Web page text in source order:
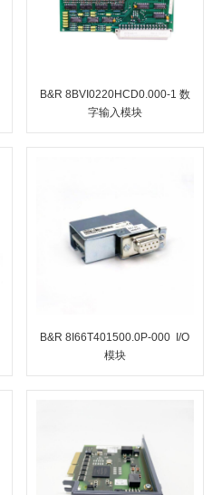
B&R 8BVI0220HCD0.000-1 数
字输入模块
B&R 8I66T401500.0P-000 I/O
模块